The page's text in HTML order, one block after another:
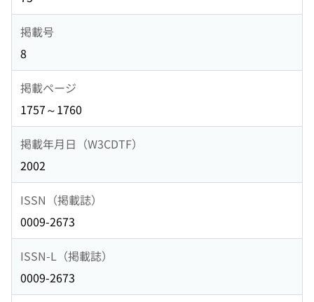
掲載号
8
掲載ページ
1757～1760
掲載年月日（W3CDTF）
2002
ISSN（掲載誌）
0009-2673
ISSN-L（掲載誌）
0009-2673